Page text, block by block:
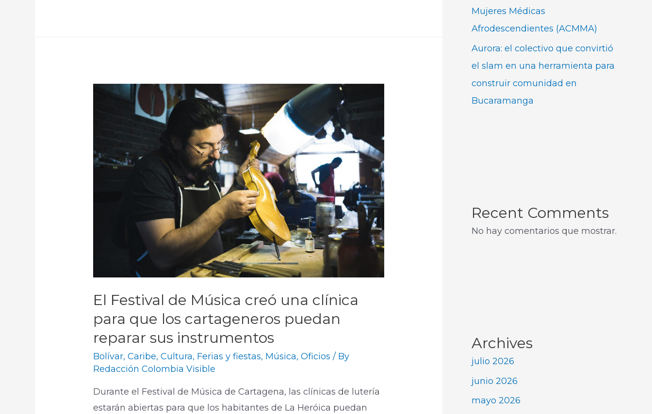
El Festival de Música creó una clínica
para que los cartageneros puedan
reparar sus instrumentos
Bolívar,Caribe,Cultura, Ferias y fiestas, Música,Oficios / By
Redacción Colombia Visible
Durante el Festival de Música de Cartagena, las clínicas de lutería
estarán abiertas para que los habitantes de La Heróica puedan
Mujeres Médicas
Afrodescendientes (ACMMA)
Aurora: el colectivo que convirtió
el slam en una herramienta para
construir comunidad en
Bucaramanga
Recent Comments
No hay comentarios que mostrar.
Archives
julio 2026
junio 2026
mayo 2026